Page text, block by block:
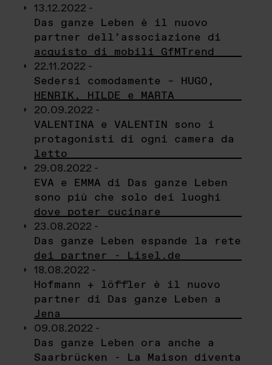
13.12.2022 -
Das ganze Leben è il nuovo
partner dell’associazione di
acquisto di mobili GfMTrend
22.11.2022 -
Sedersi comodamente – HUGO,
HENRIK, HILDE e MARTA
20.09.2022 -
VALENTINA e VALENTIN sono i
protagonisti di ogni camera da
letto
29.08.2022 -
EVA e EMMA di Das ganze Leben
sono più che solo dei luoghi
dove poter cucinare
23.08.2022 -
Das ganze Leben espande la rete
dei partner - Lisel.de
18.08.2022 -
Hofmann + löffler è il nuovo
partner di Das ganze Leben a
Jena
09.08.2022 -
Das ganze Leben ora anche a
Saarbrücken - La Maison diventa